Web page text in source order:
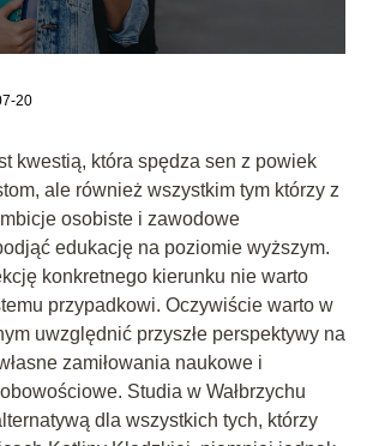
20
kwestią, która spędza sen z powiek
ale również wszystkim tym którzy z
osobiste i zawodowe
edukację na poziomie wyższym.
konkretnego kierunku nie warto
przypadkowi. Oczywiście warto w
uwzględnić przyszłe perspektywy na
zamiłowania naukowe i
Studia w Wałbrzychu
dla wszystkich tych, którzy